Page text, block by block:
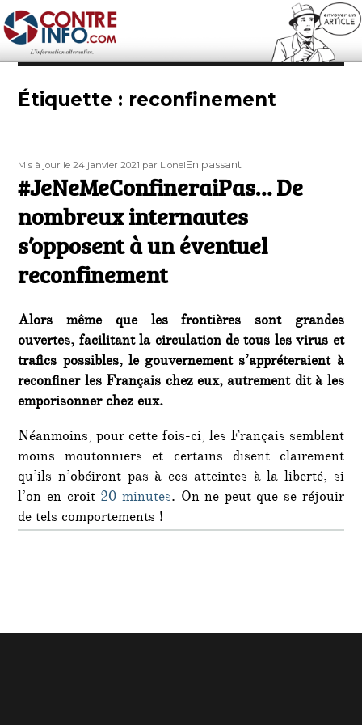
Contre-Info
Étiquette : reconfinement
Publié
Mis à jour le 24 janvier 2021 Auteur
par LionelFormat
En passant
#JeNeMeConfineraiPas… De
nombreux internautes
s’opposent à un éventuel
reconfinement
Alors même que les frontières sont grandes
ouvertes, facilitant la circulation de tous les virus et
trafics possibles, le gouvernement s’appréteraient à
reconfiner les Français chez eux, autrement dit à les
emporisonner chez eux.
Néanmoins, pour cette fois-ci, les Français semblent
moins moutonniers et certains disent clairement
qu’ils n’obéiront pas à ces atteintes à la liberté, si
l’on en croit20 minutes. On ne peut que se réjouir
de tels comportements !